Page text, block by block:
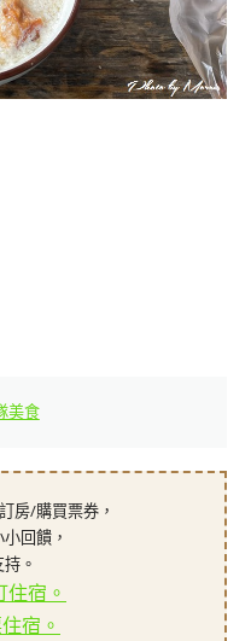
美食
房/購買票券，
回饋，
。
宿。
宿。